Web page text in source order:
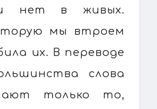
нет в живых.
мы втроем
их. В переводе
слова
только то,